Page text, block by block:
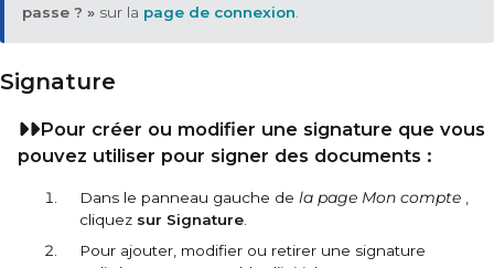
passe ? » sur la page de connexion
Signature
Pour créer ou modifier une signature que vous
pouvez utiliser pour signer des documents :
Dans le panneau gauche de la page Mon compte
cliquez sur Signature
Pour ajouter, modifier ou retirer une signature